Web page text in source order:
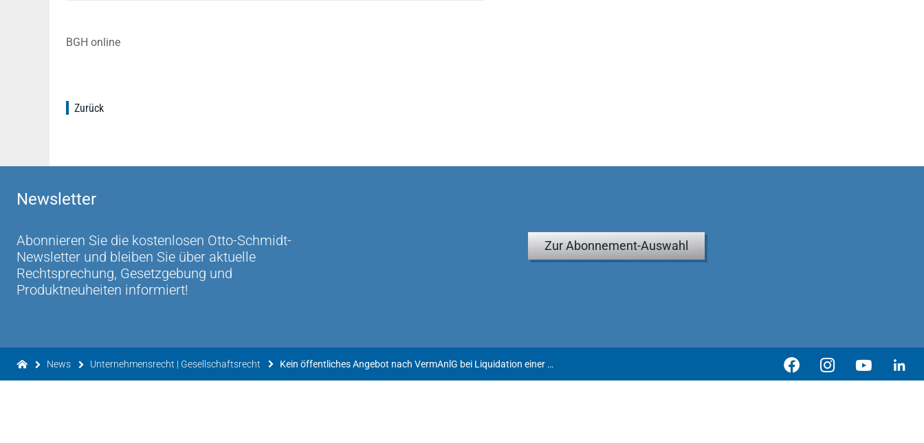
BGH online
Zurück
Newsletter
Abonnieren Sie die kostenlosen Otto-Schmidt-
Newsletter und bleiben Sie über aktuelle
Rechtsprechung, Gesetzgebung und
Produktneuheiten informiert!
Zur Abonnement-Auswahl
News Unternehmensrecht | Gesellschaftsrecht Kein öffentliches Angebot nach VermAnlG bei Liquidation einer Fondsgesellschaft und Angebot der Übertragung der Teilgenussrechte